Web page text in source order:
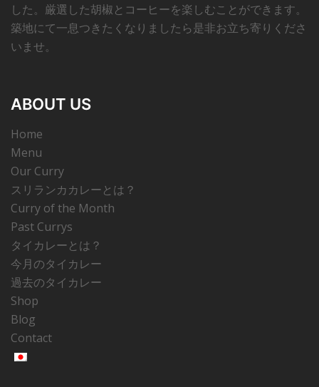
した。厳選した胡椒とコーヒーを楽しむことができます。
築地にて一息つきたくなりましたら是非お立ち寄りくださ
いませ。
ABOUT US
Home
Menu
Our Curry
スリランカカレーとは？
Curry of the Month
Past Currys
タイカレーとは？
今月のタイカレー
過去のタイカレー
Shop
Blog
Contact